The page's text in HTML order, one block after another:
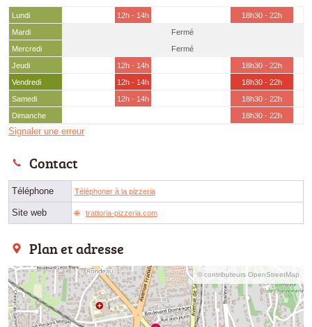
Lundi 12h - 14h
18h30 - 22h
Mardi
Fermé
Mercredi
Fermé
Jeudi
12h - 14h
18h30 - 22h
Vendredi
12h - 14h
18h30 - 22h
Samedi
12h - 14h
18h30 - 22h
Dimanche
18h30 - 22h
Signaler une erreur
Contact
Téléphone Téléphoner à la pizzeria
Site web trattoria-pizzeria.com
Plan et adresse
© contributeurs OpenStreetMap